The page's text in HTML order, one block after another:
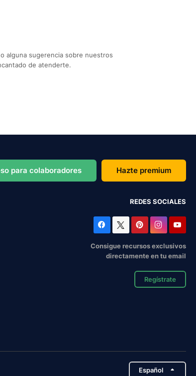
alguna sugerencia sobre nuestros
de atenderte.
para colaboradores Hazte premium
REDES SOCIALES
Consigue recursos exclusivos
directamente en tu email
Regístrate
Español